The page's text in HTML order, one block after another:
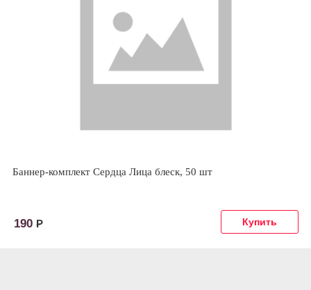
Баннер-комплект Сердца Лица блеск, 50 шт
190 Р